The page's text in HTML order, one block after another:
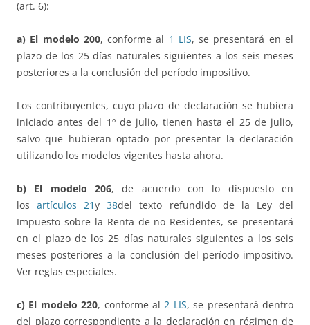
(art. 6):
a) El modelo 200, conforme al 1 LIS, se presentará en el
plazo de los 25 días naturales siguientes a los seis meses
posteriores a la conclusión del período impositivo.
Los contribuyentes, cuyo plazo de declaración se hubiera
iniciado antes del 1º de julio, tienen hasta el 25 de julio,
salvo que hubieran optado por presentar la declaración
utilizando los modelos vigentes hasta ahora.
b) El modelo 206, de acuerdo con lo dispuesto en
losartículos 21y38del texto refundido de la Ley del
Impuesto sobre la Renta de no Residentes, se presentará
en el plazo de los 25 días naturales siguientes a los seis
meses posteriores a la conclusión del período impositivo.
Ver reglas especiales.
c) El modelo 220, conforme al2 LIS, se presentará dentro
del plazo correspondiente a la declaración en régimen de